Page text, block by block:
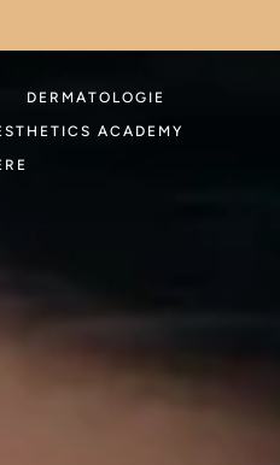
DERMATOLOGIE
ACADEMY